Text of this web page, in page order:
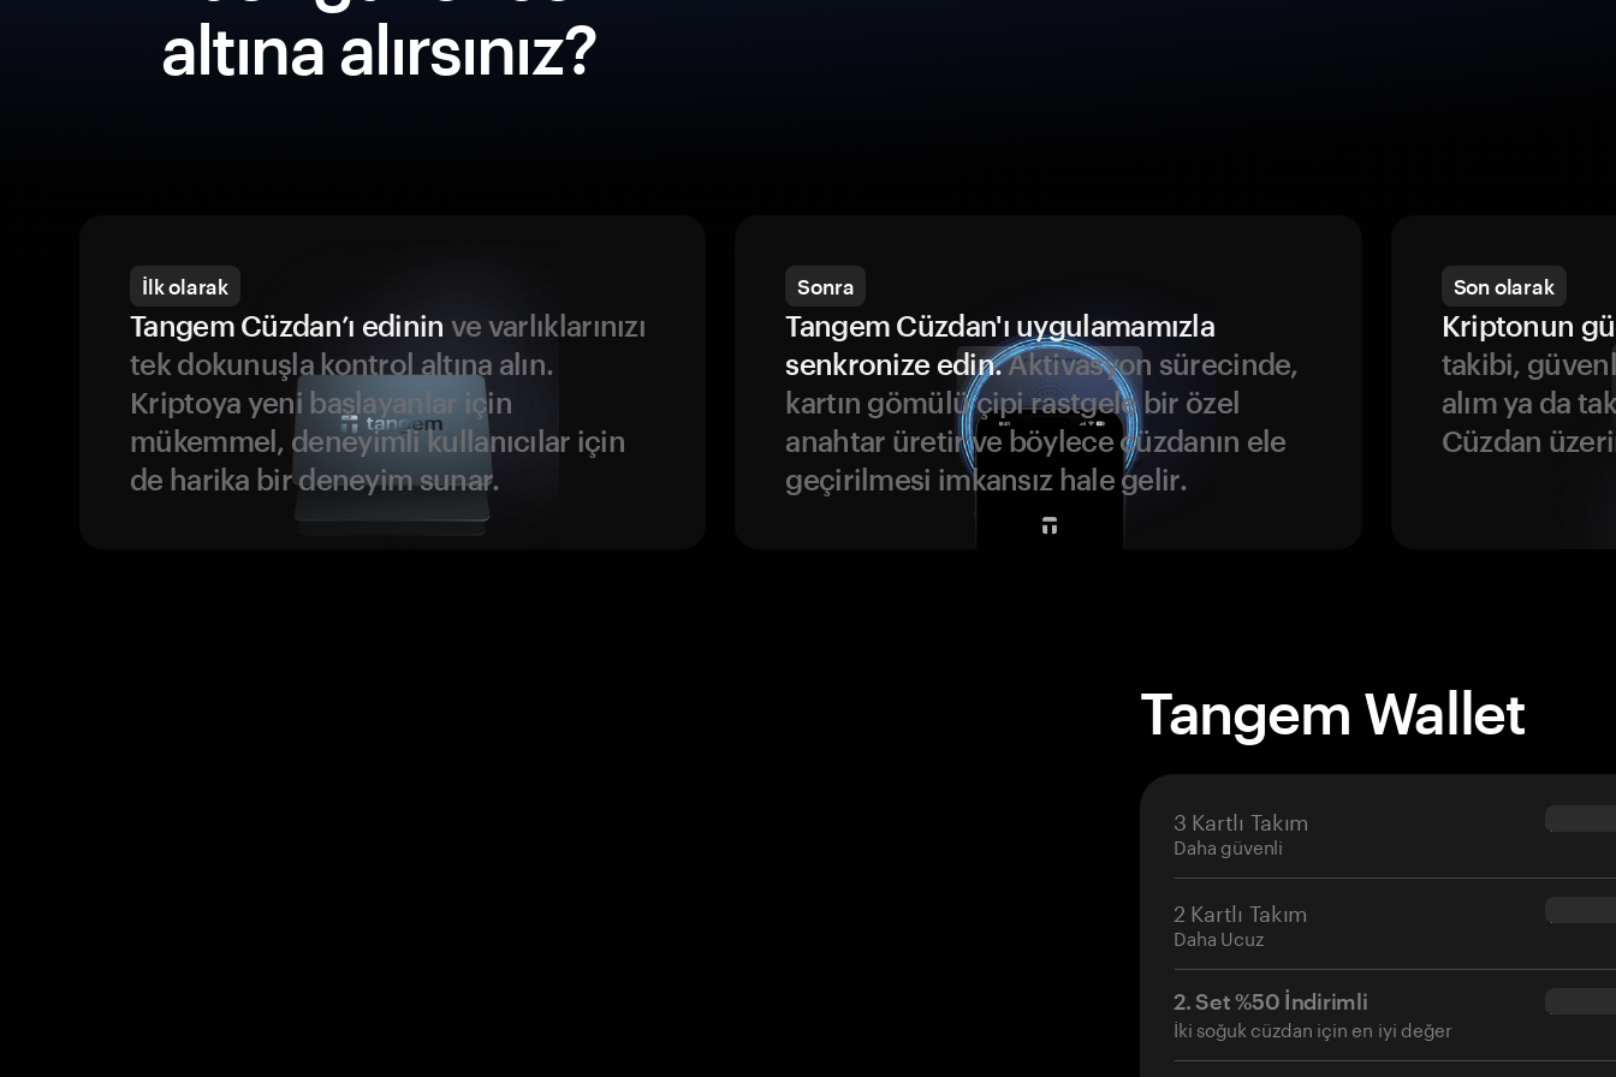
altına alırsınız?
İlk olarak
Tangem Cüzdan’ı edinin ve varlıklarınızı
tek dokunuşla kontrol altına alın.
Kriptoya yeni başlayanlar için
mükemmel, deneyimli kullanıcılar için
de harika bir deneyim sunar.
Sonra
Tangem Cüzdan'ı uygulamamızla
senkronize edin.Aktivasyon sürecinde,
kartın gömülü çipi rastgele bir özel
anahtar üretir ve böylece cüzdanın ele
geçirilmesi imkansız hale gelir.
Son olarak
Kriptonun
takibi,
alım ya da
Cüzdan
Tangem Wallet
3 Kartlı Takım
Daha güvenli
$69.90
2 Kartlı Takım
Daha Ucuz
$54.90
2. Set %50 İndirimli
İki soğuk cüzdan için en iyi değer
$34.95